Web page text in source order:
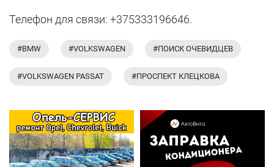
Телефон для связи: +375333196646.
#BMW #VOLKSWAGEN #ПОИСК ОЧЕВИДЦЕВ
#VOLKSWAGEN PASSAT #ПРОСПЕКТ КЛЕЦКОВА